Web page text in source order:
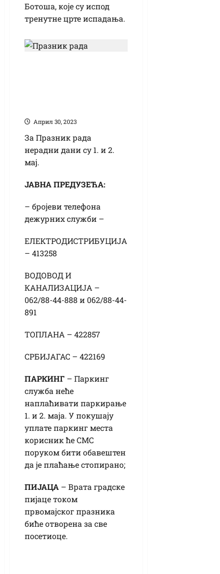
Ботоша, које су испод
тренутне црте испадања.
Април 30, 2023
За Празник рада
нерадни дани су 1. и 2.
мај.
ЈАВНА ПРЕДУЗЕЋА:
– бројеви телефона
дежурних служби –
ЕЛЕКТРОДИСТРИБУЦИЈА
– 413258
ВОДОВОД И
КАНАЛИЗАЦИЈА –
062/88-44-888 и 062/88-44-
891
ТОПЛАНА – 422857
СРБИЈАГАС – 422169
ПАРКИНГ – Паркинг
служба неће
наплаћивати паркирање
1. и 2. маја. У покушају
уплате паркинг места
корисник ће СМС
поруком бити обавештен
да је плаћање стопирано;
ПИЈАЦА – Врата градске
пијаце током
првомајског празника
биће отворена за све
посетиоце.